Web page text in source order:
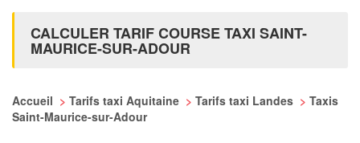
CALCULER TARIF COURSE TAXI SAINT-
MAURICE-SUR-ADOUR
Accueil > Tarifs taxi Aquitaine > Tarifs taxi Landes > Taxis
Saint-Maurice-sur-Adour